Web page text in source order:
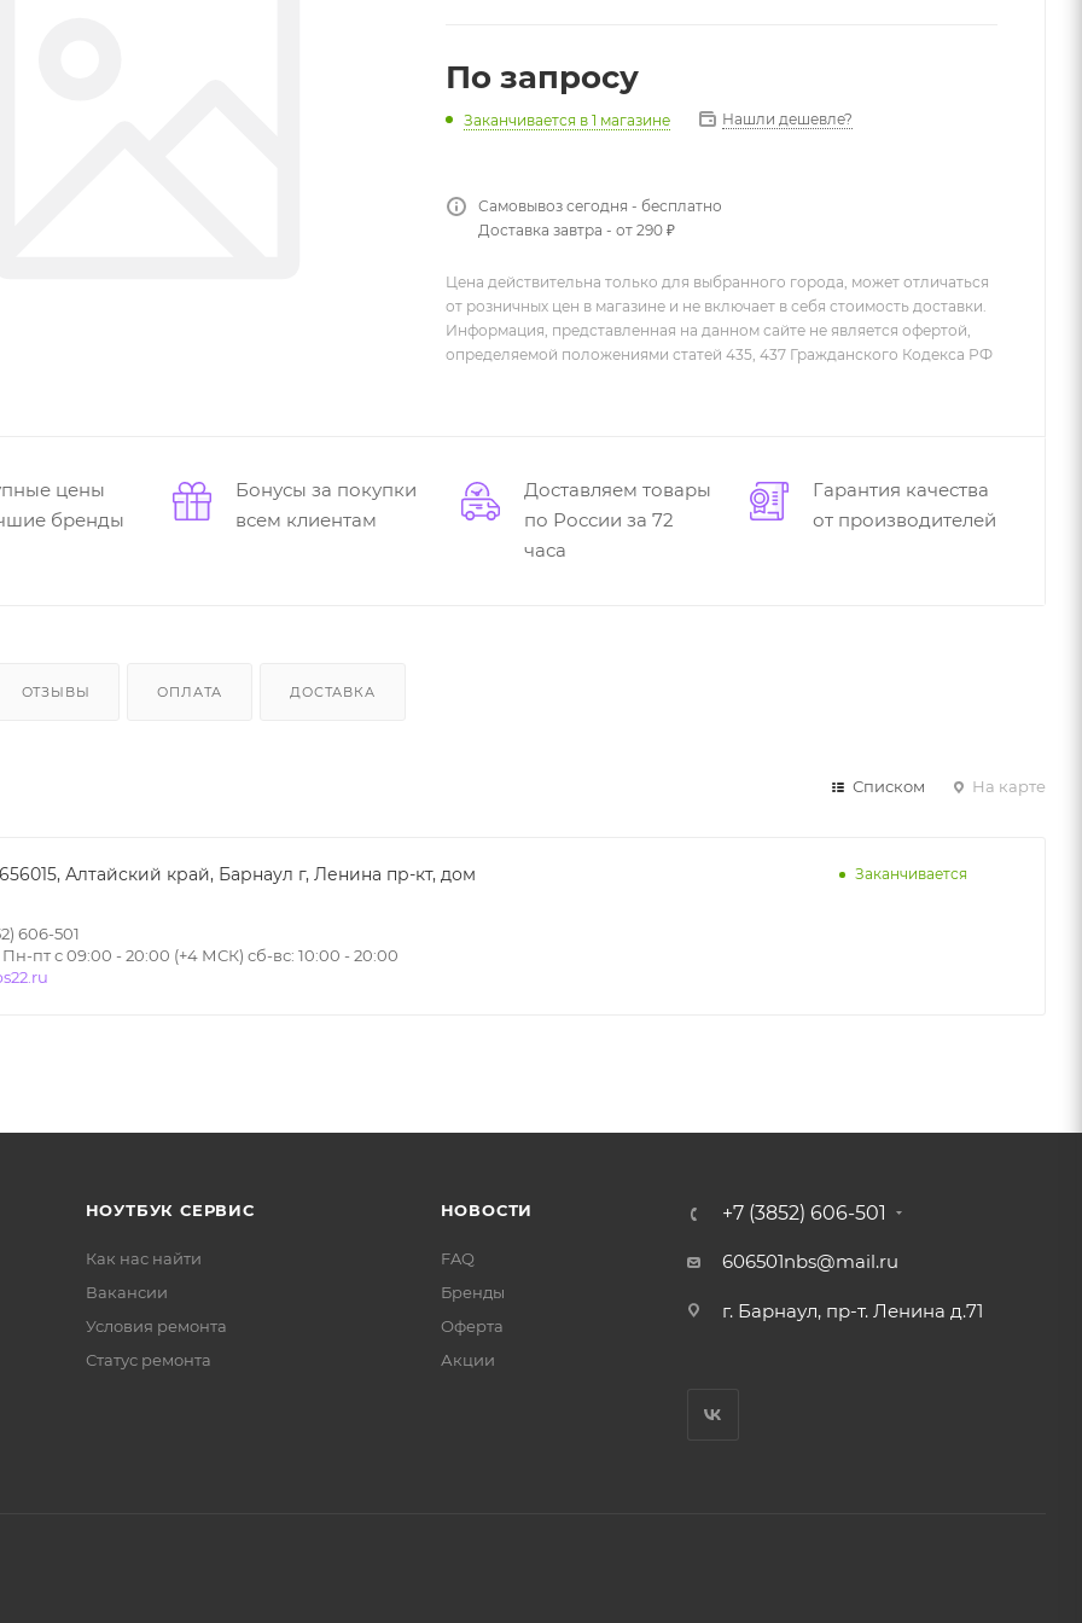
По запросу
Заканчивается в 1 магазине Нашли дешевле?
Самовывоз сегодня - бесплатно
Доставка завтра - от 290 ₽
Цена действительна только для выбранного города, может отличаться
от розничных цен в магазине и не включает в себя стоимость доставки.
Информация, представленная на данном сайте не является офертой,
определяемой положениями статей 435, 437 Гражданского Кодекса РФ
цены
бренды
Бонусы за покупки
всем клиентам
Доставляем товары
по России за 72
часа
Гарантия качества
от производителей
ОТЗЫВЫ ОПЛАТА ДОСТАВКА
Списком На карте
Алтайский край, Барнаул г, Ленина пр-кт, дом
606-501
пт с 09:00 - 20:00 (+4 МСК) сб-вс: 10:00 - 20:00
Заканчивается
НОУТБУК СЕРВИС
Как нас найти
Вакансии
Условия ремонта
Статус ремонта
НОВОСТИ
FAQ
Бренды
Оферта
Акции
+7 (3852) 606-501
606501nbs@mail.ru
г. Барнаул, пр-т. Ленина д.71